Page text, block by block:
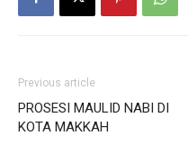
Previous article
PROSESI MAULID NABI DI
KOTA MAKKAH